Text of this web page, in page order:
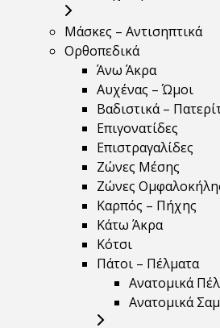
Μάσκες – Αντισηπτικά
Ορθοπεδικά
Άνω Άκρα
Αυχένας – Ώμοι
Βαδιστικά –
Επιγονατίδες
Επιστραγαλίδες
Ζώνες Μέσης
Ζώνες
Καρπός – Πήχης
Κάτω Άκρα
Κότσι
Πάτοι – Πέλματα
Ανατομικά
Ανατομικά